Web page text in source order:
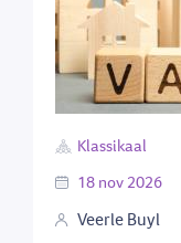
Klassikaal
18 nov 2026
Veerle Buyl